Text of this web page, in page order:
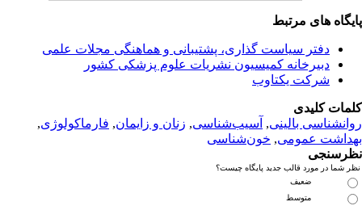
های مرتبط
دفتر سیاست گذاری، پشتیبانی و هماهنگی مجلات علمی
دبیرخانه کمیسیون نشریات علوم پزشکی کشور
شرکت یکتاوب
کلیدی
بالینی, آسیب‌شناسی, زنان و زایمان,فارماکولوژی ,
عمومی, خون‌شناسی
شما در مورد قالب جدید پایگاه چیست؟
ضعیف
متوسط